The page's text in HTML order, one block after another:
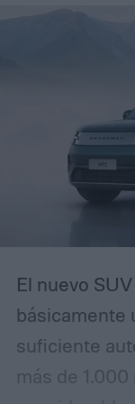
efectivo:
restringida
inmediato,
diferencia
pulido lo
confundirla
El nuevo
básicamente
suficiente
más de